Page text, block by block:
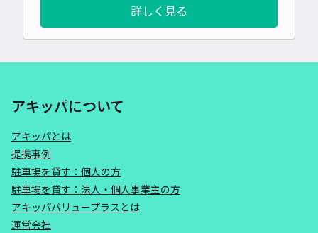
詳しく見る
アキッパについて
アキッパとは
提携事例
駐車場を貸す：個人の方
駐車場を貸す：法人・個人事業主の方
アキッパバリュープラスとは
運営会社